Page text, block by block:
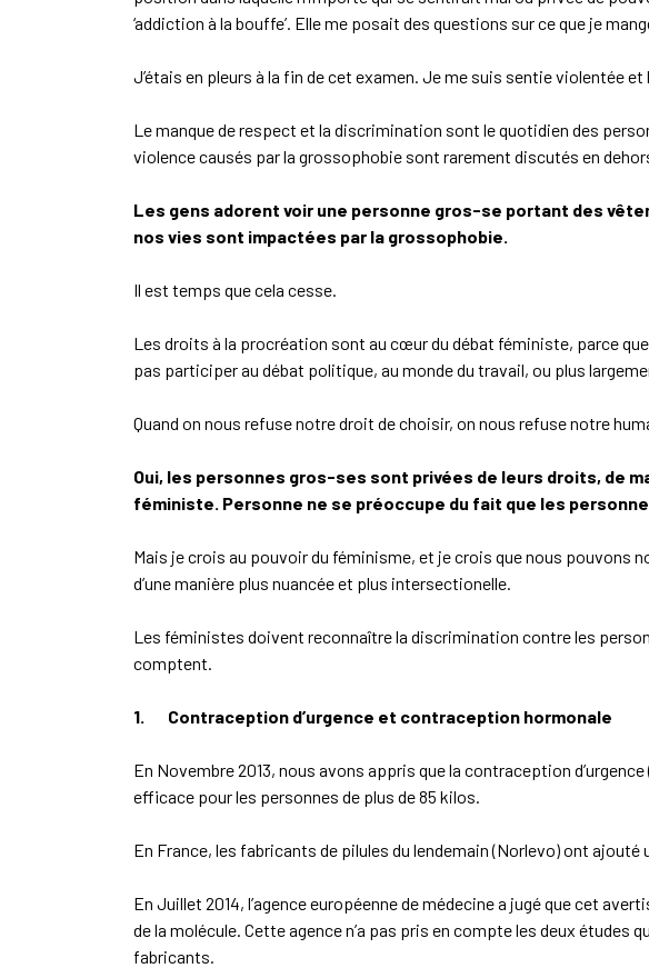
‘addiction à la bouffe’. Elle me posait des questions sur ce que je
J’étais en pleurs à la fin de cet examen. Je me suis sentie violentée
Le manque de respect et la discrimination sont le quotidien des
violence causés par la grossophobie sont rarement discutés en
Les gens adorent voir une personne gros-se portant des
nos vies sont impactées par la grossophobie.
Il est temps que cela cesse.
Les droits à la procréation sont au cœur du débat féministe, parce
pas participer au débat politique, au monde du travail, ou plus
Quand on nous refuse notre droit de choisir, on nous refuse notre
Oui, les personnes gros-ses sont privées de leurs droits, de
féministe. Personne ne se préoccupe du fait que les
Mais je crois au pouvoir du féminisme, et je crois que nous pouvons
d’une manière plus nuancée et plus intersectionelle.
Les féministes doivent reconnaître la discrimination contre les
comptent.
1. Contraception d’urgence et contraception hormonale
En Novembre 2013, nous avons appris que la contraception
efficace pour les personnes de plus de 85 kilos.
En France, les fabricants de pilules du lendemain (Norlevo) ont
En Juillet 2014, l’agence européenne de médecine a jugé que cet
de la molécule. Cette agence n’a pas pris en compte les deux
fabricants.